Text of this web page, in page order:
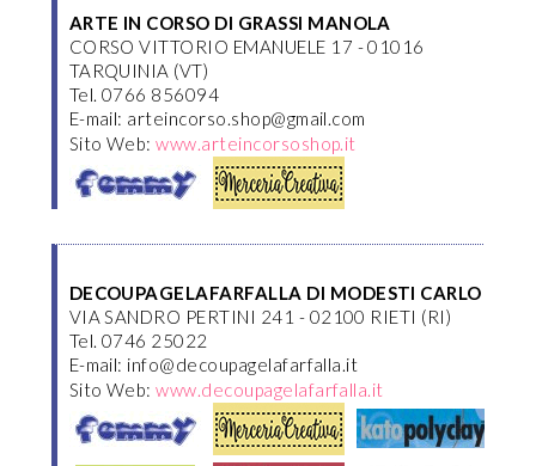
ARTE IN CORSO DI GRASSI MANOLA
CORSO VITTORIO EMANUELE 17 - 01016
TARQUINIA (VT)
Tel. 0766 856094
E-mail: arteincorso.shop@gmail.com
Sito Web:www.arteincorsoshop.it
DECOUPAGELAFARFALLA DI MODESTI CARLO
VIA SANDRO PERTINI 241 - 02100 RIETI (RI)
Tel. 0746 25022
E-mail: info@decoupagelafarfalla.it
Sito Web:www.decoupagelafarfalla.it